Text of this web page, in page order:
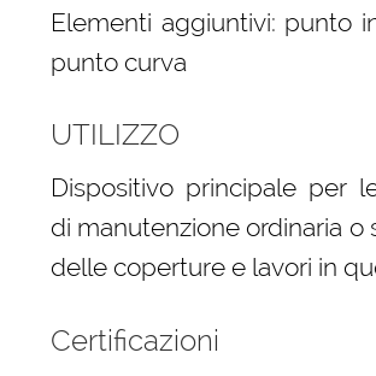
Elementi aggiuntivi: punto
punto curva
UTILIZZO
Dispositivo principale per
di manutenzione ordinaria o
delle coperture e lavori in
Certificazioni